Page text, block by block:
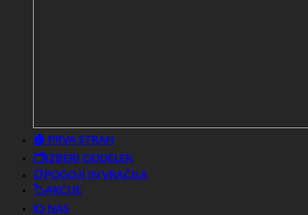
🏠 PRVA STRAN
🗂️IZBERI ODDELEK
📑POGOJI IN VRAČILA
🏷️AKCIJE
ℹ️O NAS